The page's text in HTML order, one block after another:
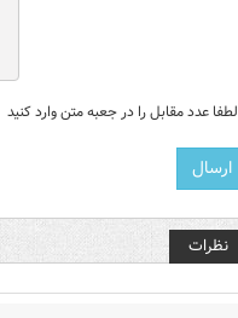
لطفا عدد مقابل را در جعبه متن وارد کنید
نظرات